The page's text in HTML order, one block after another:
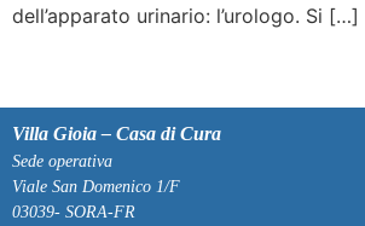
dell’apparato urinario: l’urologo. Si […]
Villa Gioia – Casa di Cura
Sede operativa
Viale San Domenico 1/F
03039- SORA-FR